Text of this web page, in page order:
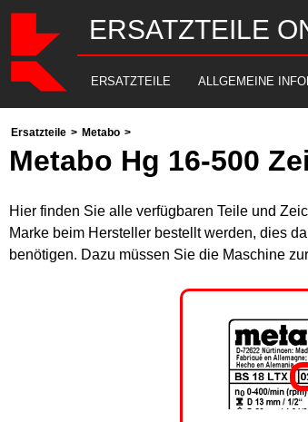
ERSATZTEILE
ERSATZTEILE ALLGEMEINE
Ersatzteile > Metabo >
Metabo Hg 16-500
Hier finden Sie alle verfügbaren Teile und
Marke beim Hersteller bestellt werden, dies
benötigen. Dazu müssen Sie die Maschine